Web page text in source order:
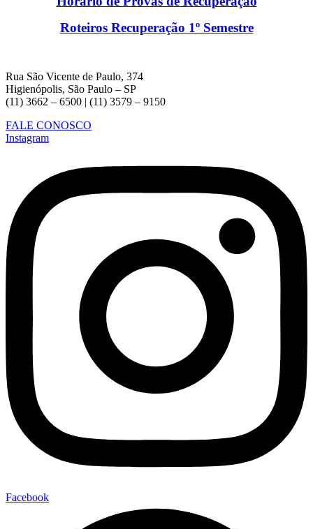
Roteiros Recuperação 1º Semestre
Rua São Vicente de Paulo, 374
Higienópolis, São Paulo – SP
(11) 3662 – 6500 | (11) 3579 – 9150
FALE CONOSCO
Instagram
Facebook